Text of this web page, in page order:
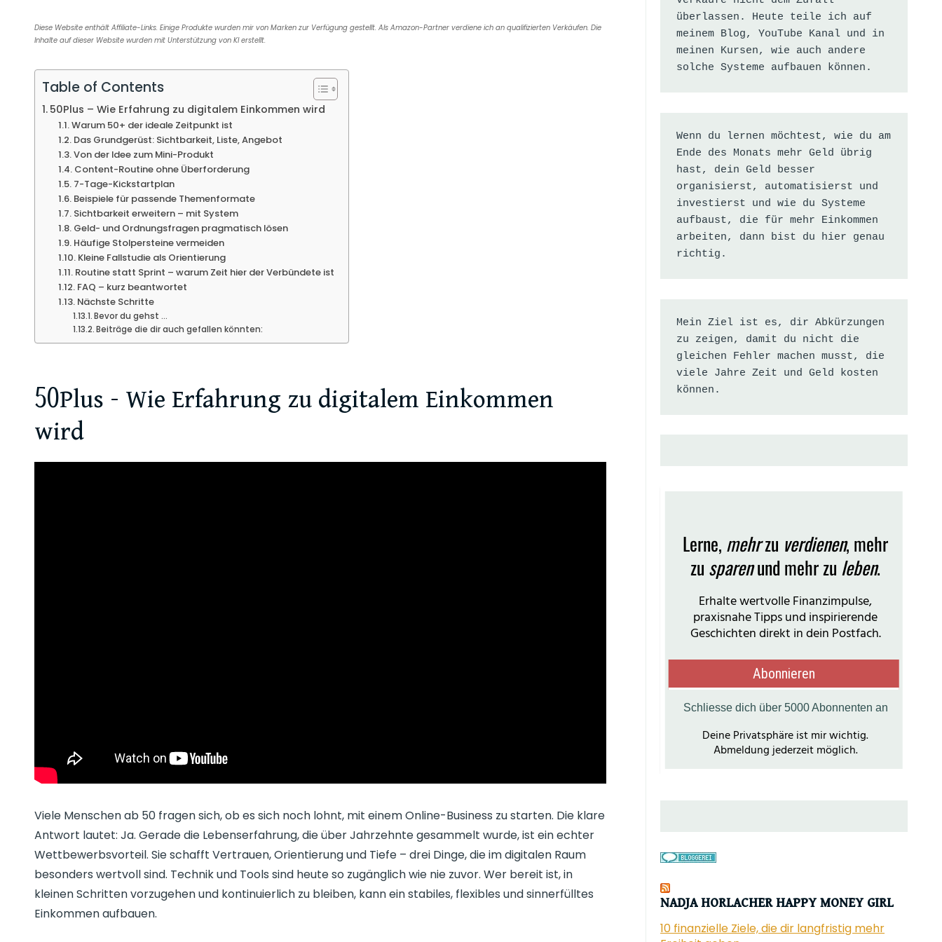
o
o
F
r
e
n
d
l
y
a
r
r
e
t
i
n
d
d
n
Diese Website enthält Affiliate-Links. Einige Produkte wurden mir von Marken zur Verfügung gestellt. Als Amazon-Partner verdiene ich an qualifizierten Verkäufen. Die
Inhalte auf dieser Website wurden mit Unterstützung von KI erstellt.
Table of Contents
50Plus – Wie Erfahrung zu digitalem Einkommen wird
Warum 50+ der ideale Zeitpunkt ist
Das Grundgerüst: Sichtbarkeit, Liste, Angebot
Von der Idee zum Mini-Produkt
Content-Routine ohne Überforderung
7-Tage-Kickstartplan
Beispiele für passende Themenformate
Sichtbarkeit erweitern – mit System
Geld- und Ordnungsfragen pragmatisch lösen
Häufige Stolpersteine vermeiden
Kleine Fallstudie als Orientierung
Routine statt Sprint – warum Zeit hier der Verbündete ist
FAQ – kurz beantwortet
Nächste Schritte
Bevor du gehst …
Beiträge die dir auch gefallen könnten:
50Plus – Wie Erfahrung zu digitalem Einkommen
wird
Viele Menschen ab 50 fragen sich, ob es sich noch lohnt, mit einem Online-Business zu starten. Die klare
Antwort lautet: Ja. Gerade die Lebenserfahrung, die über Jahrzehnte gesammelt wurde, ist ein echter
Wettbewerbsvorteil. Sie schafft Vertrauen, Orientierung und Tiefe – drei Dinge, die im digitalen Raum
besonders wertvoll sind. Technik und Tools sind heute so zugänglich wie nie zuvor. Wer bereit ist, in
kleinen Schritten vorzugehen und kontinuierlich zu bleiben, kann ein stabiles, flexibles und sinnerfülltes
Einkommen aufbauen.
überlassen. Heute teile ich auf
meinem Blog, YouTube Kanal und in
meinen Kursen, wie auch andere
solche Systeme aufbauen können.
Wenn du lernen möchtest, wie du am
Ende des Monats mehr Geld übrig
hast, dein Geld besser
organisierst, automatisierst und
investierst und wie du Systeme
aufbaust, die für mehr Einkommen
arbeiten, dann bist du hier genau
richtig.
Mein Ziel ist es, dir Abkürzungen
zu zeigen, damit du nicht die
gleichen Fehler machen musst, die
viele Jahre Zeit und Geld kosten
können.
NADJA HORLACHER HAPPY MONEY GIRL
10 finanzielle Ziele, die dir langfristig mehr